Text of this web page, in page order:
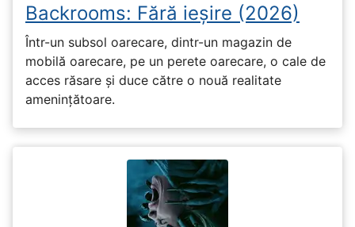
Backrooms: Fără ieșire (2026)
Într-un subsol oarecare, dintr-un magazin de
mobilă oarecare, pe un perete oarecare, o cale de
acces răsare și duce către o nouă realitate
amenințătoare.